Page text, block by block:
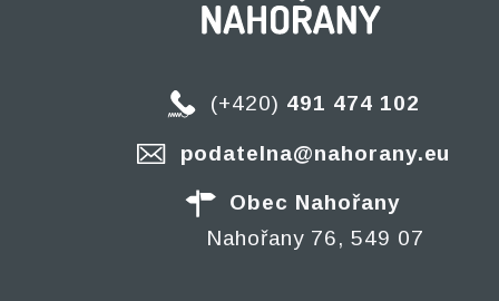
(+420) 491 474 102
podatelna@nahorany.eu
Obec Nahořany
Nahořany 76, 549 07